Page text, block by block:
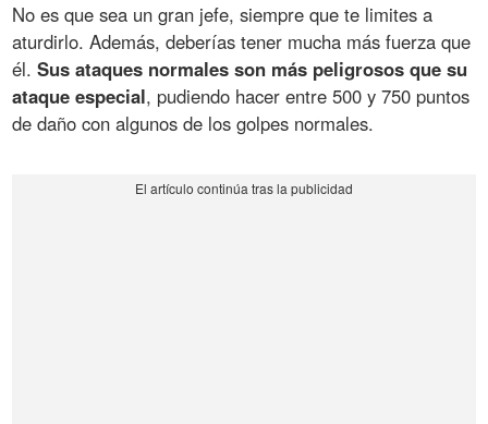
No es que sea un gran jefe, siempre que te limites a
aturdirlo. Además, deberías tener mucha más fuerza que
él.Sus ataques normales son más peligrosos que su
ataque especial, pudiendo hacer entre 500 y 750 puntos
de daño con algunos de los golpes normales.